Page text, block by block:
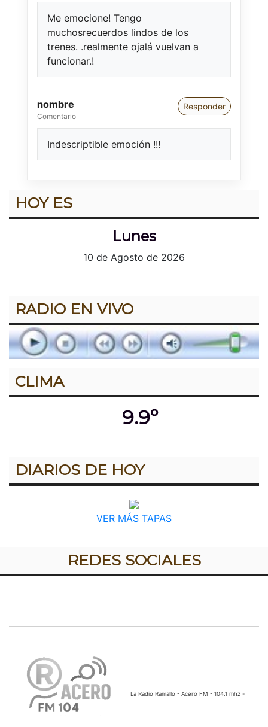
Me emocione! Tengo
muchosrecuerdos lindos de los
trenes. .realmente ojalá vuelvan a
funcionar.!
nombre
Comentario
Responder
Indescriptible emoción !!!
HOY ES
Lunes
10 de Agosto de 2026
RADIO EN VIVO
CLIMA
9.9º
DIARIOS DE HOY
VER MÁS TAPAS
REDES SOCIALES
La Radio Ramallo - Acero FM - 104.1 mhz -